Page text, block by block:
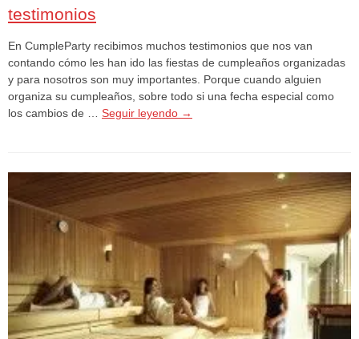
testimonios
En CumpleParty recibimos muchos testimonios que nos van
contando cómo les han ido las fiestas de cumpleaños organizadas
y para nosotros son muy importantes. Porque cuando alguien
organiza su cumpleaños, sobre todo si una fecha especial como
los cambios de … Seguir leyendo →